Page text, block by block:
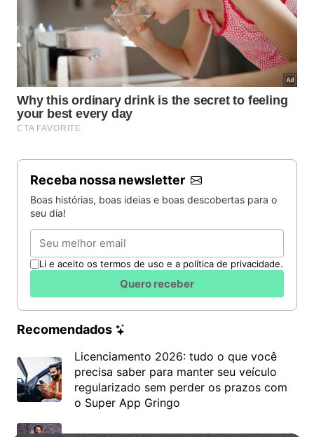
Receba nossa newsletter
Boas histórias, boas ideias e boas descobertas para o
seu dia!
Email
Li e aceito os termos de uso e a política de privacidade.
Quero receber
Recomendados
Licenciamento 2026: tudo o que você
precisa saber para manter seu veículo
regularizado sem perder os prazos com
o Super App Gringo